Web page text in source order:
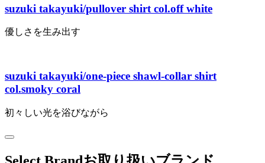
suzuki takayuki/pullover shirt col.off white
優しさを生み出す
suzuki takayuki/one-piece shawl-collar shirt
col.smoky coral
初々しい光を浴びながら